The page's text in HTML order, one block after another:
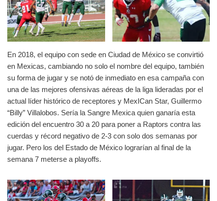
En 2018, el equipo con sede en Ciudad de México se convirtió
en Mexicas, cambiando no solo el nombre del equipo, también
su forma de jugar y se notó de inmediato en esa campaña con
una de las mejores ofensivas aéreas de la liga lideradas por el
actual líder histórico de receptores y MexICan Star, Guillermo
“Billy” Villalobos. Sería la Sangre Mexica quien ganaría esta
edición del encuentro 30 a 20 para poner a Raptors contra las
cuerdas y récord negativo de 2-3 con solo dos semanas por
jugar. Pero los del Estado de México lograrían al final de la
semana 7 meterse a playoffs.